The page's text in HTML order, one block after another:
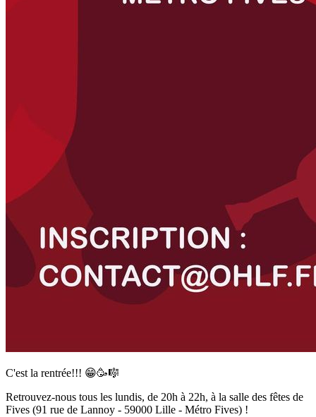
C'est la rentrée!!! 😁🥳🎼
Retrouvez-nous tous les lundis, de 20h à 22h, à la salle des fêtes de
Fives (91 rue de Lannoy - 59000 Lille - Métro Fives) !